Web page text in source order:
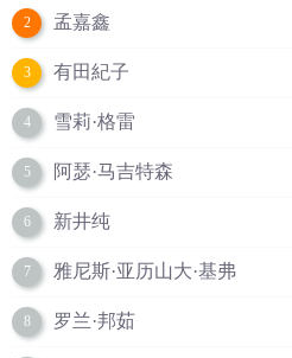
2 孟嘉鑫
3 有田紀子
4 雪莉·格雷
5 阿瑟·马吉特森
6 新井纯
7 雅尼斯·亚历山大·基弗
8 罗兰·邦茹